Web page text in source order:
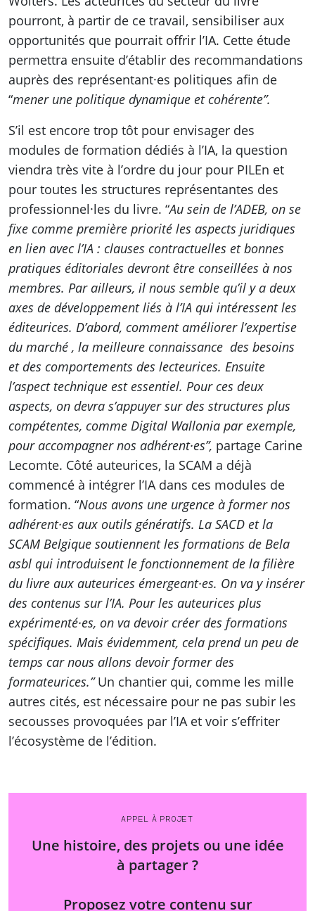
pourront, à partir de ce travail, sensibiliser aux
opportunités que pourrait offrir l’IA. Cette étude
permettra ensuite d’établir des recommandations
auprès des représentant·es politiques afin de
“mener une politique dynamique et cohérente”.
S’il est encore trop tôt pour envisager des
modules de formation dédiés à l’IA, la question
viendra très vite à l’ordre du jour pour PILEn et
pour toutes les structures représentantes des
professionnel·les du livre. “Au sein de l’ADEB, on se
fixe comme première priorité les aspects juridiques
en lien avec l’IA : clauses contractuelles et bonnes
pratiques éditoriales devront être conseillées à nos
membres. Par ailleurs, il nous semble qu’il y a deux
axes de développement liés à l’IA qui intéressent les
éditeurices. D’abord, comment améliorer l’expertise
du marché , la meilleure connaissance des besoins
et des comportements des lecteurices. Ensuite
l’aspect technique est essentiel. Pour ces deux
aspects, on devra s’appuyer sur des structures plus
compétentes, comme Digital Wallonia par exemple,
pour accompagner nos adhérent·es”, partage Carine
Lecomte. Côté auteurices, la SCAM a déjà
commencé à intégrer l’IA dans ces modules de
formation. “Nous avons une urgence à former nos
adhérent·es aux outils génératifs. La SACD et la
SCAM Belgique soutiennent les formations de Bela
asbl qui introduisent le fonctionnement de la filière
du livre aux auteurices émergeant·es. On va y insérer
des contenus sur l’IA. Pour les auteurices plus
expérimenté·es, on va devoir créer des formations
spécifiques. Mais évidemment, cela prend un peu de
temps car nous allons devoir former des
formateurices.”Un chantier qui, comme les mille
autres cités, est nécessaire pour ne pas subir les
secousses provoquées par l’IA et voir s’effriter
l’écosystème de l’édition.
APPEL À PROJET
Une histoire, des projets ou une idée
à partager ?
Proposez votre contenu sur